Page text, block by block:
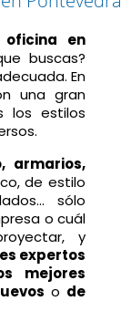
oficina en
buscas?
En
una gran
los estilos
, armarios,
de estilo
sólo
o cuál
y
expertos
mejores
o de